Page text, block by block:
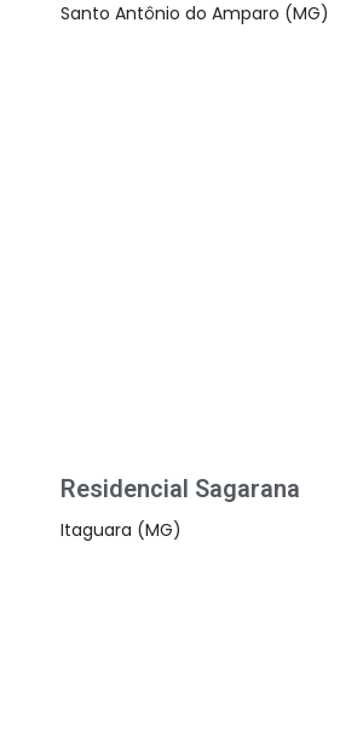
Santo Antônio do Amparo (MG)
Residencial Sagarana
Itaguara (MG)